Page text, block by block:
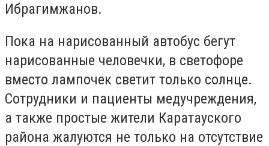
Ибрагимжанов.
Пока на нарисованный автобус бегут
нарисованные человечки, в светофоре
вместо лампочек светит только солнце.
Сотрудники и пациенты медучреждения,
а также простые жители Каратауского
района жалуются не только на отсутствие